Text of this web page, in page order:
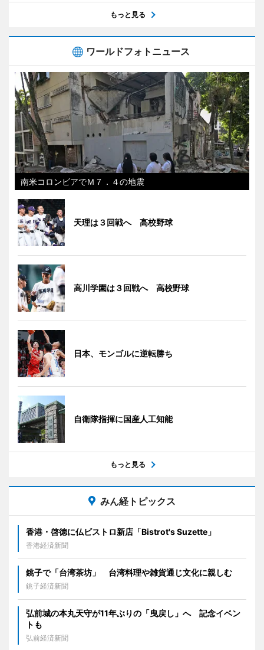
もっと見る
ワールドフォトニュース
南米コロンビアでＭ７．４の地震
天理は３回戦へ 高校野球
高川学園は３回戦へ 高校野球
日本、モンゴルに逆転勝ち
自衛隊指揮に国産人工知能
もっと見る
みん経トピックス
香港・啓徳に仏ビストロ新店「Bistrot's Suzette」
香港経済新聞
銚子で「台湾茶坊」 台湾料理や雑貨通じ文化に親しむ
銚子経済新聞
弘前城の本丸天守が11年ぶりの「曳戻し」へ 記念イベン
トも
弘前経済新聞